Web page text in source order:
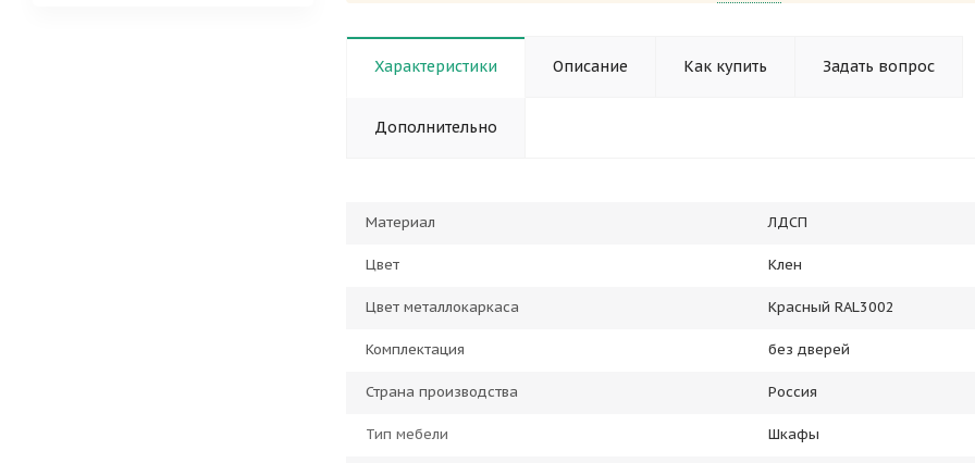
Характеристики Описание Как купить Задать вопрос
Дополнительно
Материал ЛДСП
Цвет Клен
Цвет металлокаркаса Красный RAL3002
Комплектация без дверей
Страна производства Россия
Тип мебели Шкафы